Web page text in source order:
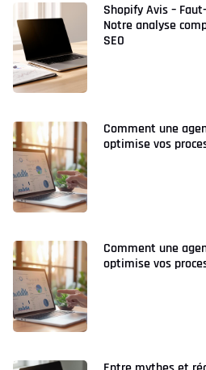
Shopify Avis –
Notre analyse
SEO
Comment une
optimise vos
Comment une
optimise vos